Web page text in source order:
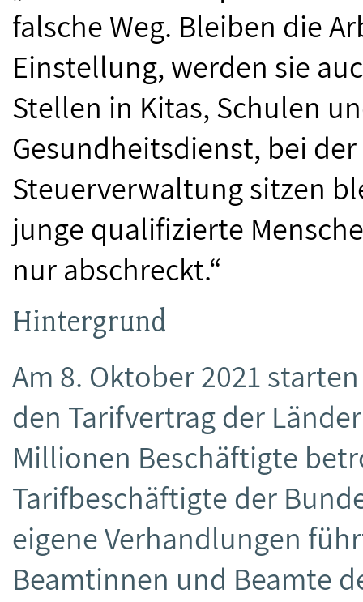
falsche Weg. Bleiben die
Einstellung, werden sie
Stellen in Kitas, Schulen
Gesundheitsdienst, bei
Steuerverwaltung sitzen
junge qualifizierte
nur abschreckt.“
Hintergrund
Am 8. Oktober 2021
den Tarifvertrag der
Millionen Beschäftigte
Tarifbeschäftigte der
eigene Verhandlungen
Beamtinnen und Beamte